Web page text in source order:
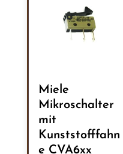
Miele
Mikroschalter
mit
Kunststofffahn
e CVA6xx